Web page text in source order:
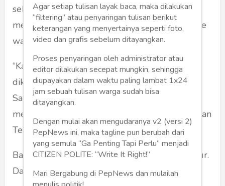
sebagai "jenderal kekanak-kanakan" karena
mengadukan masalah internal pemerintahan ke
wartawan.
“Kalau memang bukan anak kecil dan merasa
dikucilkan, ya lebih baik mundur," kata Taufiq.
Saya sendiri mendengar kalimat itu dari mulut
mendiang Taufiq Kiemas di kediamannya di Jalan
Teuku Umar, Jakarta.
Bagaimana tanggapan SBY? Ia memilih mundur.
Dan yang terjadi adalah kejutan dalam politik.
Agar setiap tulisan layak baca, maka dilakukan
“filtering” atau penyaringan tulisan berikut
keterangan yang menyertainya seperti foto,
video dan grafis sebelum ditayangkan.
Proses penyaringan oleh administrator atau
editor dilakukan secepat mungkin, sehingga
diupayakan dalam waktu paling lambat 1x24
jam sebuah tulisan warga sudah bisa
ditayangkan.
Dengan mulai akan mengudaranya v2 (versi 2)
PepNews ini, maka tagline pun berubah dari
yang semula “Ga Penting Tapi Perlu” menjadi
CITIZEN POLITE: “Write It Right!”
Mari Bergabung di PepNews dan mulailah